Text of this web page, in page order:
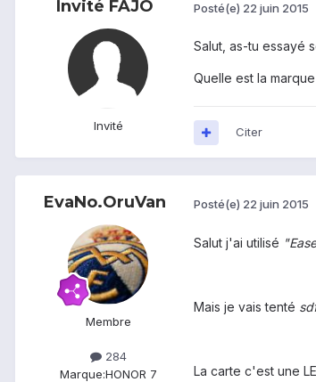
Invité FAJO
Invité
Posté(e) 22 juin 2015
Salut, as-tu essayé
Quelle est la
Citer
EvaNo.OruVan
Membre
284
Marque:HONOR 7
Posté(e) 22 juin 2015
Salut j'ai utilisé
Mais je vais tenté
La carte c'est une